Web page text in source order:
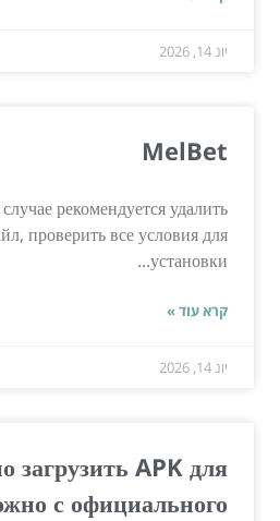
יונ 14, 2026
MelBet
рекомендуется удалить
проверить все условия для
установки...
קרא עוד »
יונ 14, 2026
загрузить APK для
с официального